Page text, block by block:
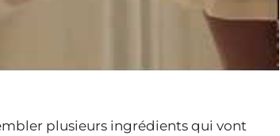
plusieurs ingrédients qui vont